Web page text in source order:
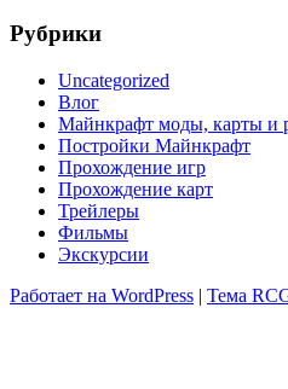
Рубрики
Uncategorized
Влог
Майнкрафт моды, карты и
Постройки Майнкрафт
Прохождение игр
Прохождение карт
Трейлеры
Фильмы
Экскурсии
Работает на WordPress | Тема